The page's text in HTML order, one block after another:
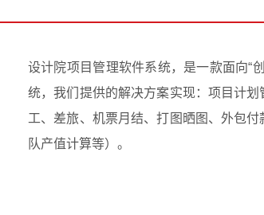
设计院项目管理软件系统，是一款面向“
统，我们提供的解决方案实现：项目计
工、差旅、机票月结、打图晒图、外包
队产值计算等）。